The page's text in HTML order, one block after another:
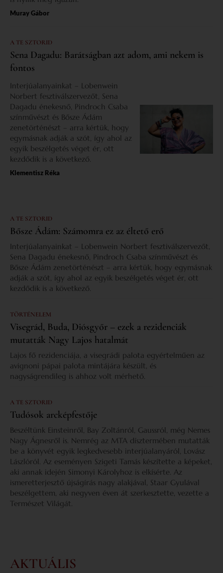
Muray Gábor
A TE SZTORID
Sena Dagadu: Barátságban azt adom, ami nekem is
fontos
Interjúalanyainkat – Lobenwein
Norbert fesztiválszervezőt, Sena
Dagadu énekesnő, Pindroch Csaba
színművészt és Bősze Ádám
zenetörténészt – arra kértük, hogy
egymásnak adják a szót, így ahol az
egyik beszélgetés véget ér, ott
kezdődik is a következő.
Klementisz Réka
A TE SZTORID
Bősze Ádám: Számomra ez az éltető erő
Interjúalanyainkat – Lobenwein Norbert fesztiválszervezőt,
Sena Dagadu énekesnő, Pindroch Csaba színművészt és
Bősze Ádám zenetörténészt – arra kértük, hogy egymásnak
adják a szót, így ahol az egyik beszélgetés véget ér, ott
kezdődik is a következő.
TÖRTÉNELEM
Visegrád, Buda, Diósgyőr – ezek a rezidenciák
mutatták Nagy Lajos hatalmát
Lajos fő rezidenciája, a visegrádi palota egyértelműen az
avignoni pápai palota mintájára készült, és
nagyságrendileg is ahhoz volt mérhető.
A TE SZTORID
Tudósok arcképfestője
Beszéltünk Einsteinről, Bay Zoltánról, Gaussról, még Nemes
Nagy Ágnesről is. Nemrég az MTA dísztermében mutatták
be a könyvét egyik legkedvesebb interjúalanyáról, Lovász
Lászlóról. Az eseményen Szigeti Tamás készítette a képeket,
aki annak idején Simonyi Károlyhoz is elkísérte. Az
ismeretterjesztő újságírás nagy alakjával, Staar Gyulával
beszélgettem, aki negyven éven át szerkesztette, vezette a
Természet Világát.
AKTUÁLIS